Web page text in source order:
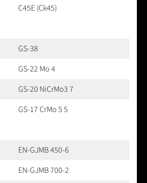
C45E (Ck45)
GS-38
GS-22 Mo 4
GS-20 NiCrMo3 7
GS-17 CrMo 5 5
EN-GJMB 450-6
EN-GJMB 700-2